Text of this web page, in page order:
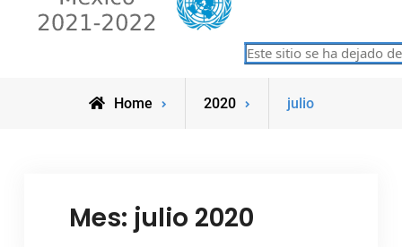
Consejo de Seguridad de las
Naciones Unidas
Este sitio se ha dejado
Home 2020 julio
Mes: julio 2020